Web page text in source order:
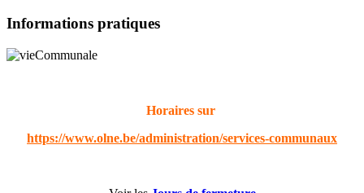
Informations pratiques
Horaires sur
https://www.olne.be/administration/services-communaux